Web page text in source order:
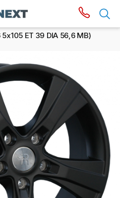
ET 39 DIA 56,6 MB)